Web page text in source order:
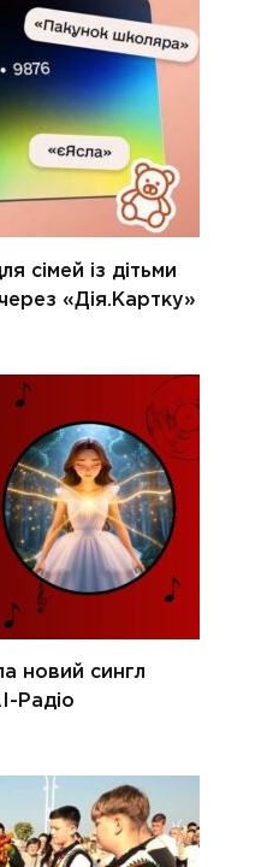
сімей із дітьми
«Дія.Картку»
новий сингл
Радіо